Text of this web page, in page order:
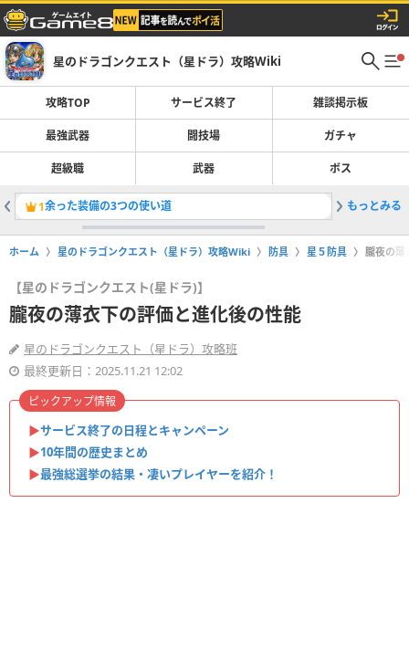
星のドラゴンクエスト（星ドラ）攻略Wiki
攻略TOP サービス終了 雑談掲示板
最強武器 闘技場 ガチャ
超級職 武器 ボス
1余った装備の3つの使い道 2黒刃の
もっとみる
ホーム 星のドラゴンクエスト（星ドラ）攻略Wiki 防具 星５防具 朧夜の薄
【星のドラゴンクエスト(星ドラ)】
朧夜の薄衣下の評価と進化後の性能
星のドラゴンクエスト（星ドラ）攻略班
最終更新日：2025.11.21 12:02
▶︎サービス終了の日程とキャンペーン
▶︎10年間の歴史まとめ
▶︎最強総選挙の結果・凄いプレイヤーを紹介！
ピックアップ情報